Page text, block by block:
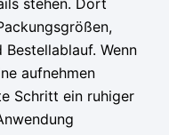
stehen. Dort
Wenn
aufnehmen
Schritt ein ruhiger